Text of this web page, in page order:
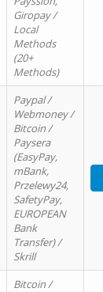
Giropay /
Local
Methods
(20+
Methods)
Paypal /
Webmoney /
Bitcoin /
Paysera
(EasyPay,
mBank,
Przelewy24,
SafetyPay,
EUROPEAN
Bank
Transfer) /
Skrill
Bitcoin /